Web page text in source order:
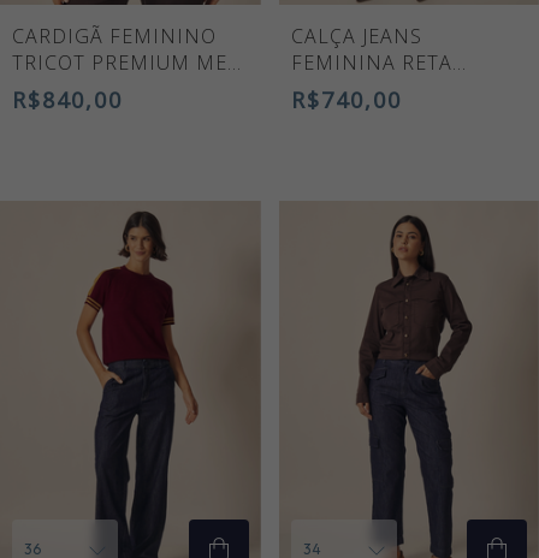
CARDIGÃ FEMININO
TRICOT PREMIUM MEL
AZUL ESTRUTURADO
R$840,00
CALÇA JEANS
FEMININA RETA
CRISTINE
R$740,00